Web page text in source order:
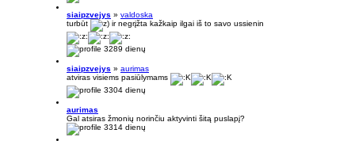
siaipzvejys » valdoska
turbūt
ir negrįžta kažkaip ilgai iš to savo ussienin
3289 dienų
siaipzvejys » aurimas
atviras visiems pasiūlymams
3304 dienų
aurimas
Gal atsiras žmonių norinčiu aktyvinti šitą puslapį?
3314 dienų